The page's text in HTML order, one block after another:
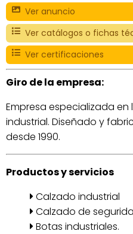
Ver anuncio
Ver catálogos o fichas
Ver certificaciones
Giro de la empresa:
Empresa especializada
industrial. Diseñado y
desde 1990.
Productos y servicios
Calzado industrial
Calzado de
Botas industriales.